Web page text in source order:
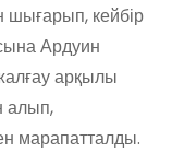
шығарып, кейбір
Ардуин
арқылы
алып,
марапатталды.